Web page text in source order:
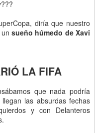
diría que nuestro
unsueño húmedo de Xavi
LA FIFA
que nada podría
las absurdas fechas
y con Delanteros